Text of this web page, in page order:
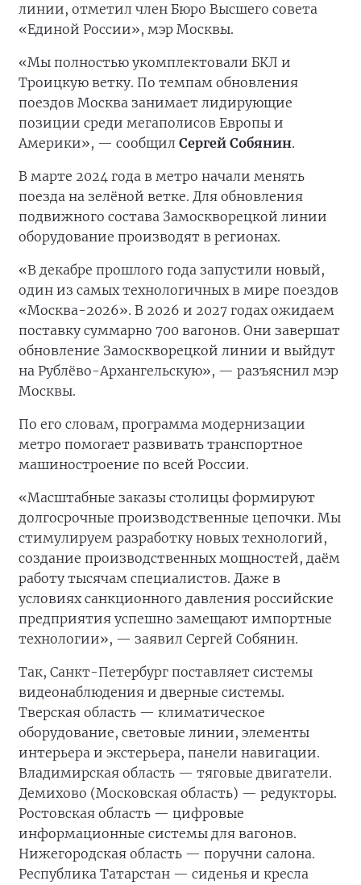
линии, отметил член Бюро Высшего совета
«Единой России», мэр Москвы.
«Мы полностью укомплектовали БКЛ и
Троицкую ветку. По темпам обновления
поездов Москва занимает лидирующие
позиции среди мегаполисов Европы и
Америки», — сообщил Сергей Собянин.
В марте 2024 года в метро начали менять
поезда на зелёной ветке. Для обновления
подвижного состава Замоскворецкой линии
оборудование производят в регионах.
«В декабре прошлого года запустили новый,
один из самых технологичных в мире поездов
«Москва-2026». В 2026 и 2027 годах ожидаем
поставку суммарно 700 вагонов. Они завершат
обновление Замоскворецкой линии и выйдут
на Рублёво-Архангельскую», — разъяснил мэр
Москвы.
По его словам, программа модернизации
метро помогает развивать транспортное
машиностроение по всей России.
«Масштабные заказы столицы формируют
долгосрочные производственные цепочки. Мы
стимулируем разработку новых технологий,
создание производственных мощностей, даём
работу тысячам специалистов. Даже в
условиях санкционного давления российские
предприятия успешно замещают импортные
технологии», — заявил Сергей Собянин.
Так, Санкт-Петербург поставляет системы
видеонаблюдения и дверные системы.
Тверская область — климатическое
оборудование, световые линии, элементы
интерьера и экстерьера, панели навигации.
Владимирская область — тяговые двигатели.
Демихово (Московская область) — редукторы.
Ростовская область — цифровые
информационные системы для вагонов.
Нижегородская область — поручни салона.
Республика Татарстан — сиденья и кресла